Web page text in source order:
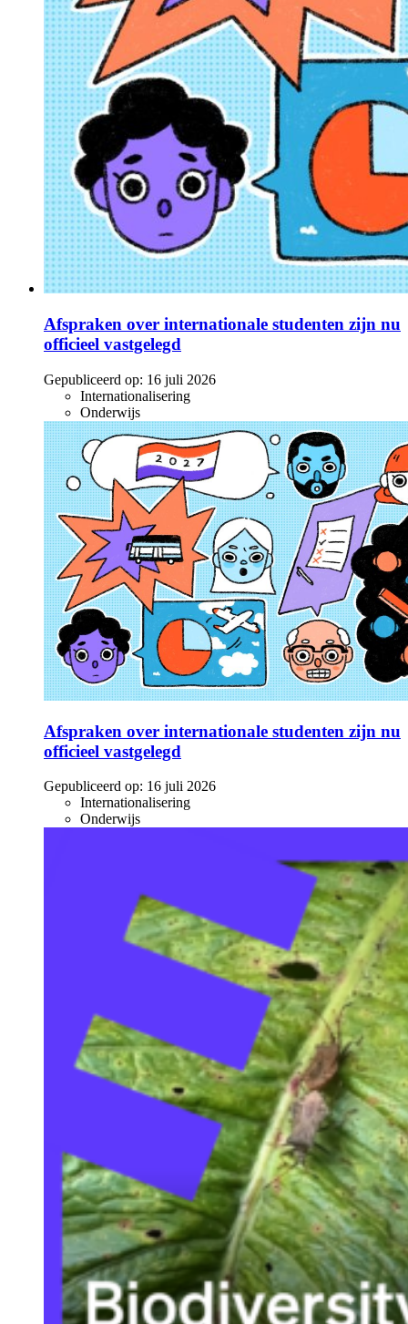
Afspraken over internationale studenten zijn nu
officieel vastgelegd
Gepubliceerd op: 16 juli 2026
Internationalisering
Onderwijs
Afspraken over internationale studenten zijn nu
officieel vastgelegd
Gepubliceerd op: 16 juli 2026
Internationalisering
Onderwijs